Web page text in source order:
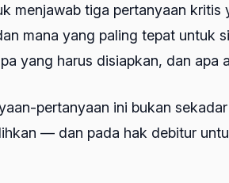
menjawab tiga pertanyaan
mana yang paling tepat untuk
yang harus disiapkan, dan
pertanyaan ini bukan
— dan pada hak debitur